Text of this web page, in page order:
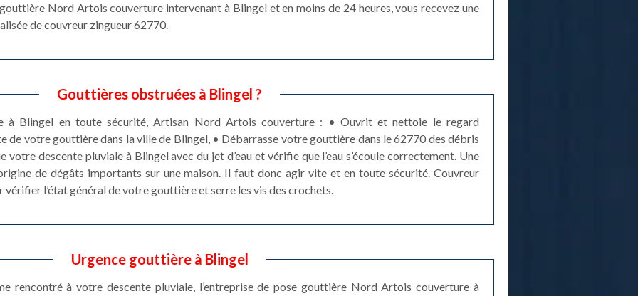
Nord Artois couverture intervenant à Blingel et en moins de 24 heures, vous recevez une
de couvreur zingueur 62770.
Gouttières obstruées à Blingel ?
à Blingel en toute sécurité, Artisan Nord Artois couverture : • Ouvrit et nettoie le regard
de votre gouttière dans la ville de Blingel, • Débarrasse votre gouttière dans le 62770 des débris
votre descente pluviale à Blingel avec du jet d’eau et vérifie que l’eau s’écoule correctement. Une
de dégâts importants sur une maison. Il faut donc agir vite et en toute sécurité. Couvreur
l’état général de votre gouttière et serre les vis des crochets.
Urgence gouttière à Blingel
rencontré à votre descente pluviale, l’entreprise de pose gouttière Nord Artois couverture à